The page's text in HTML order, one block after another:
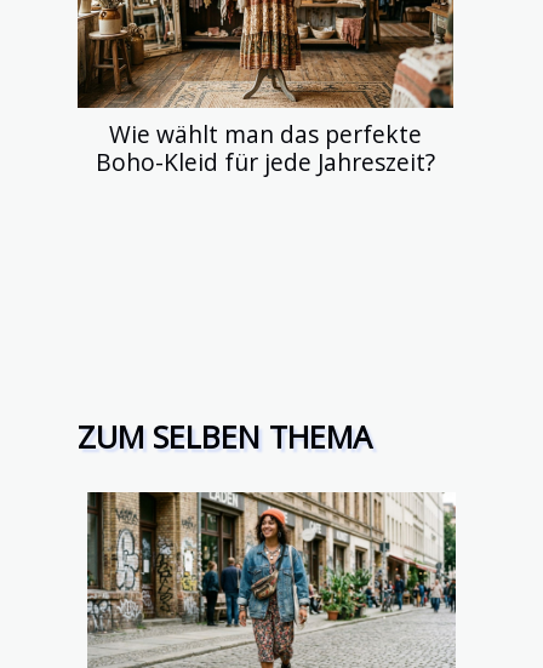
Wie wählt man das perfekte
Boho-Kleid für jede Jahreszeit?
ZUM SELBEN THEMA